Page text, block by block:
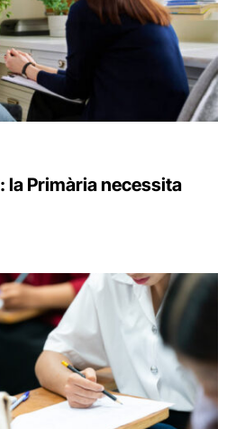
la Primària necessita